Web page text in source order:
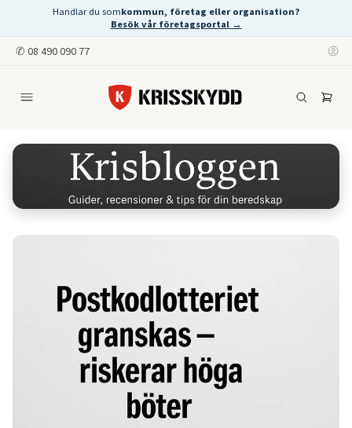
Handlar du somkommun, företag eller organisation?
Besök vår företagsportal →
✆ 08 490 090 77